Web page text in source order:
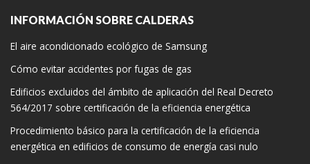
INFORMACIÓN SOBRE CALDERAS
El aire acondicionado ecológico de Samsung
Cómo evitar accidentes por fugas de gas
Edificios excluidos del ámbito de aplicación del Real Decreto
564/2017 sobre certificación de la eficiencia energética
Procedimiento básico para la certificación de la eficiencia
energética en edificios de consumo de energía casi nulo